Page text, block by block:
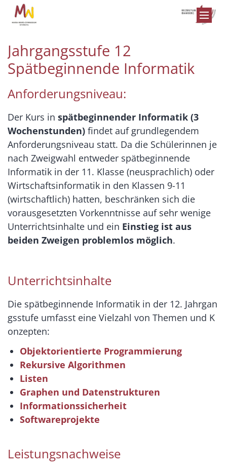
Zum Inhalt springen
Jahrgangsstufe 12
Spätbeginnende Informatik
Anforderungsniveau:
Der Kurs in spätbeginnender Informatik (3
Wochenstunden) findet auf grundlegendem
Anforderungsniveau statt. Da die Schülerinnen je
nach Zweigwahl entweder spätbeginnende
Informatik in der 11. Klasse (neusprachlich) oder
Wirtschaftsinformatik in den Klassen 9-11
(wirtschaftlich) hatten, beschränken sich die
vorausgesetzten Vorkenntnisse auf sehr wenige
Unterrichtsinhalte und ein Einstieg ist aus
beiden Zweigen problemlos möglich.
Unterrichtsinhalte
Die spätbeginnende Informatik in der 12. Jahrgan
gsstufe umfasst eine Vielzahl von Themen und K
onzepten:
Objektorientierte Programmierung
Rekursive Algorithmen
Listen
Graphen und Datenstrukturen
Informationssicherheit
Softwareprojekte
Leistungsnachweise